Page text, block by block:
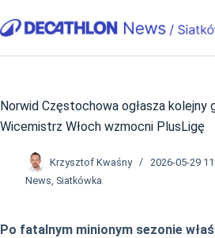
do
Norwid Częstochowa ogłasza kolejny
Wicemistrz Włoch wzmocni PlusLigę
Krzysztof Kwaśny
2026-05-29
News, Siatkówka
Po fatalnym minionym sezonie